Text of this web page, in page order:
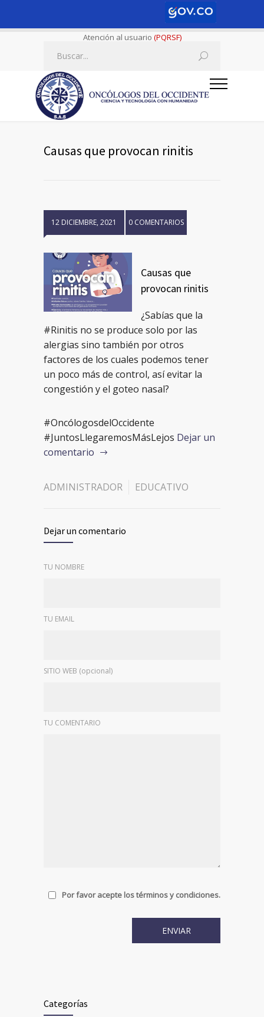
Atención al usuario (PQRSF)
Causas que provocan rinitis
12 DICIEMBRE, 2021 0 COMENTARIOS
Causas que
provocan rinitis
¿Sabías que la
#Rinitis no se produce solo por las
alergias sino también por otros
factores de los cuales podemos tener
un poco más de control, así evitar la
congestión y el goteo nasal?
#OncólogosdelOccidente
#JuntosLlegaremosMásLejos Dejar un
comentario
ADMINISTRADOR EDUCATIVO
Dejar un comentario
TU NOMBRE
TU EMAIL
SITIO WEB (opcional)
TU COMENTARIO
Por favor acepte los términos y condiciones.
Categorías